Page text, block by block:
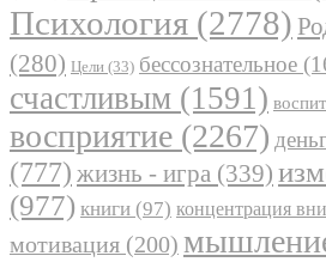
Психология (2778)
(280) Цели (33) бессознательное
счастливым (1591)
восприятие (2267)
(777) жизнь - игра (339)
(977) книги (97) концентрация
мотивация (200)